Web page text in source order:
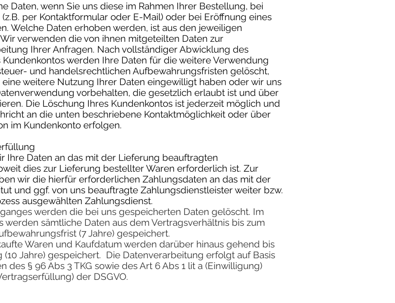
Daten, wenn Sie uns diese im Rahmen Ihrer Bestellung, bei
per Kontaktformular oder E-Mail) oder bei Eröffnung eines
Welche Daten erhoben werden, ist aus den jeweiligen
verwenden die von ihnen mitgeteilten Daten zur
Ihrer Anfragen. Nach vollständiger Abwicklung des
werden Ihre Daten für die weitere Verwendung
und handelsrechtlichen Aufbewahrungsfristen gelöscht,
weitere Nutzung Ihrer Daten eingewilligt haben oder wir uns
vorbehalten, die gesetzlich erlaubt ist und über
Die Löschung Ihres Kundenkontos ist jederzeit möglich und
an die unten beschriebene Kontaktmöglichkeit oder über
im Kundenkonto erfolgen.
Ihre Daten an das mit der Lieferung beauftragten
dies zur Lieferung bestellter Waren erforderlich ist. Zur
wir die hierfür erforderlichen Zahlungsdaten an das mit der
und ggf. von uns beauftragte Zahlungsdienstleister weiter bzw.
ausgewählten Zahlungsdienst.
werden die bei uns gespeicherten Daten gelöscht. Im
werden sämtliche Daten aus dem Vertragsverhältnis bis zum
(7 Jahre) gespeichert.
Waren und Kaufdatum werden darüber hinaus gehend bis
Jahre) gespeichert. Die Datenverarbeitung erfolgt auf Basis
des § 96 Abs 3 TKG sowie des Art 6 Abs 1 lit a (Einwilligung)
der DSGVO.